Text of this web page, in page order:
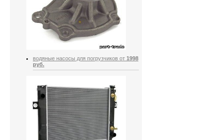
водяные насосы для погрузчиков от 1998
руб.